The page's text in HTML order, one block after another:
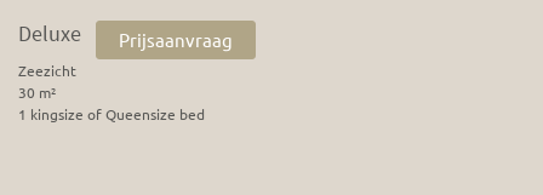
Deluxe Prijsaanvraag
Zeezicht
30 m²
1 kingsize of Queensize bed